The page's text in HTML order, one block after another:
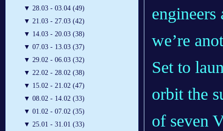
▼ 28.03 - 03.04 (49)
▼ 21.03 - 27.03 (42)
▼ 14.03 - 20.03 (38)
▼ 07.03 - 13.03 (37)
▼ 29.02 - 06.03 (32)
▼ 22.02 - 28.02 (38)
▼ 15.02 - 21.02 (47)
▼ 08.02 - 14.02 (33)
▼ 01.02 - 07.02 (35)
▼ 25.01 - 31.01 (33)
engineers
we’re
Set to
orbit the
of seven